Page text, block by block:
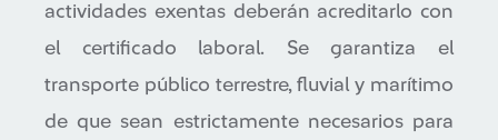
actividades exentas deberán acreditarlo con
el certificado laboral. Se garantiza el
transporte público terrestre, fluvial y marítimo
de que sean estrictamente necesarios para